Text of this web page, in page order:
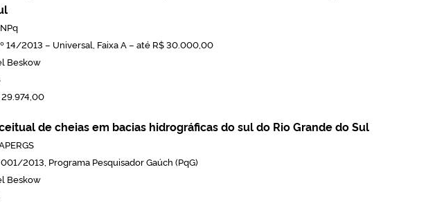
14/2013 – Universal, Faixa A – até R$ 30.000,00
Beskow
de cheias em bacias hidrográficas do sul do Rio Grande do Sul
2013, Programa Pesquisador Gaúch (PqG)
Beskow